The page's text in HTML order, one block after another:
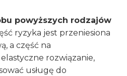
powyższych rodzajów
ryzyka jest przeniesiona
a część na
rozwiązanie,
usługę do